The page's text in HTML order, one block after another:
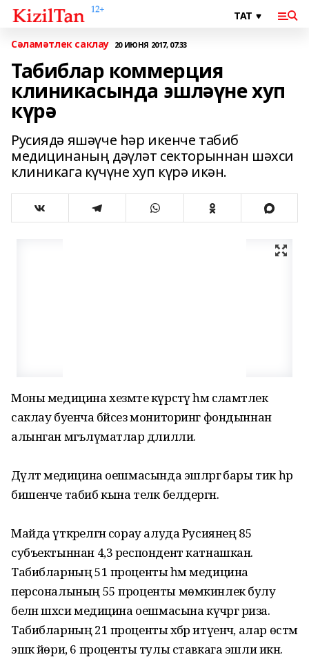
Сәламәтлек саклау 20 ИЮНЯ 2017, 07:33
Табиблар коммерция
клиникасында эшләүне хуп
күрә
Русиядә яшәүче һәр икенче табиб
медицинаның дәүләт секторыннан шәхси
клиникага күчүне хуп күрә икән.
Моны медицина хезмәте күрсәтү һәм сәламәтлек
саклау буенча бәйсез мониторинг фондыннан
алынган мәгълүматлар дәлилли.
Дәүләт медицина оешмасында эшләргә бары тик һәр
бишенче табиб кына теләк белдергән.
Майда үткәрелгән сорау алуда Русиянең 85
субъектыннан 4,3 респондент катнашкан.
Табибларның 51 проценты һәм медицина
персоналының 55 проценты мөмкинлек булу
белән шәхси медицина оешмасына күчәргә риза.
Табибларның 21 проценты хәбәр итүенчә, алар өстәмә
эшкә йөри, 6 проценты тулы ставкага эшли икән.